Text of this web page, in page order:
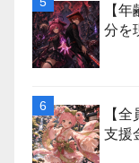
【
分を
【
支援